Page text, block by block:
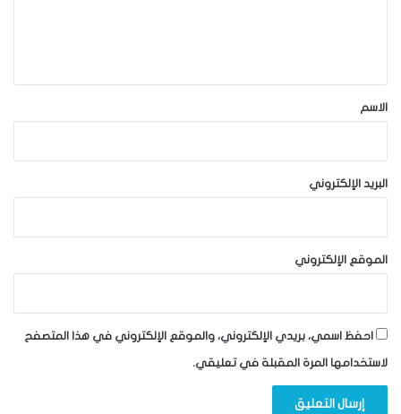
*الاسم
البريد الإلكتروني
الموقع الإلكتروني
احفظ اسمي، بريدي الإلكتروني، والموقع الإلكتروني في هذا المتصفح
لاستخدامها المرة المقبلة في تعليقي.